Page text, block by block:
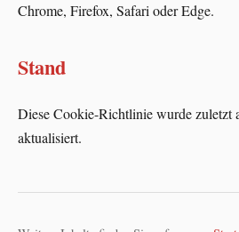
Chrome, Firefox, Safari oder Edge.
Stand
Diese Cookie-Richtlinie wurde zuletzt
aktualisiert.